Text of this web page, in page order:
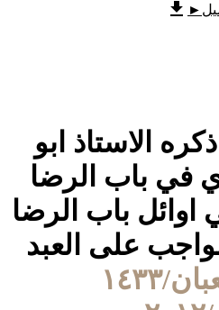
►
الاستاذ ابو
في باب الرضا
اوائل باب الرضا
على العبد
١٦/شعبان/١٤٣٣